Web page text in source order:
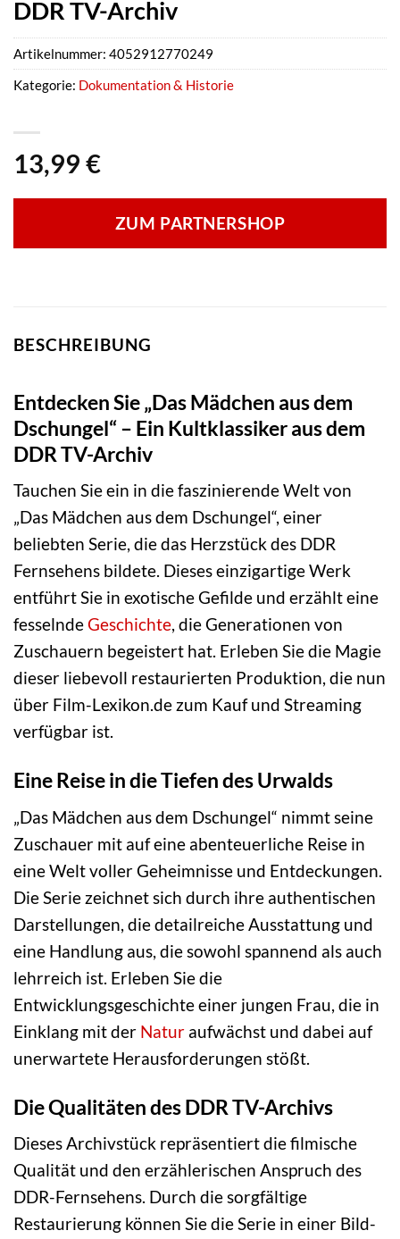
DDR TV-Archiv
13,99 €
ZUM PARTNERSHOP
Artikelnummer: 4052912770249
Kategorie: Dokumentation & Historie
BESCHREIBUNG
Entdecken Sie „Das Mädchen aus dem
Dschungel“ – Ein Kultklassiker aus dem
DDR TV-Archiv
Tauchen Sie ein in die faszinierende Welt von
„Das Mädchen aus dem Dschungel“, einer
beliebten Serie, die das Herzstück des DDR
Fernsehens bildete. Dieses einzigartige Werk
entführt Sie in exotische Gefilde und erzählt eine
fesselndeGeschichte, die Generationen von
Zuschauern begeistert hat. Erleben Sie die Magie
dieser liebevoll restaurierten Produktion, die nun
über Film-Lexikon.de zum Kauf und Streaming
verfügbar ist.
Eine Reise in die Tiefen des Urwalds
„Das Mädchen aus dem Dschungel“ nimmt seine
Zuschauer mit auf eine abenteuerliche Reise in
eine Welt voller Geheimnisse und Entdeckungen.
Die Serie zeichnet sich durch ihre authentischen
Darstellungen, die detailreiche Ausstattung und
eine Handlung aus, die sowohl spannend als auch
lehrreich ist. Erleben Sie die
Entwicklungsgeschichte einer jungen Frau, die in
Einklang mit der Natur aufwächst und dabei auf
unerwartete Herausforderungen stößt.
Die Qualitäten des DDR TV-Archivs
Dieses Archivstück repräsentiert die filmische
Qualität und den erzählerischen Anspruch des
DDR-Fernsehens. Durch die sorgfältige
Restaurierung können Sie die Serie in einer Bild-